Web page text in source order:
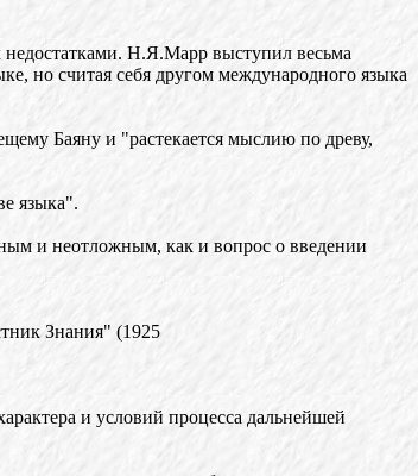
Н.Я.Марр выступил весьма
но считая себя другом международного языка
Баяну и "растекается мыслию по древу,
языка".
и неотложным, как и вопрос о введении
Знания" (1925
и условий процесса дальнейшей